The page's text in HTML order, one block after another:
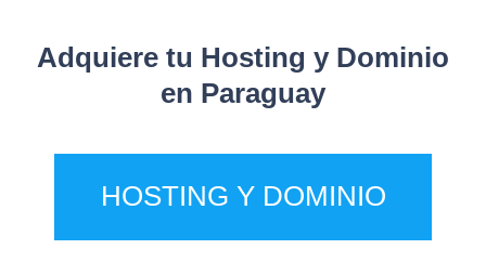
Adquiere tu Hosting y Dominio
en Paraguay
HOSTING Y DOMINIO